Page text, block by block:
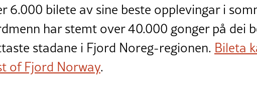
6.000 bilete av sine beste opplevingar i
har stemt over 40.000 gonger på dei
stadane i Fjord Noreg-regionen. Bileta
of Fjord Norway.